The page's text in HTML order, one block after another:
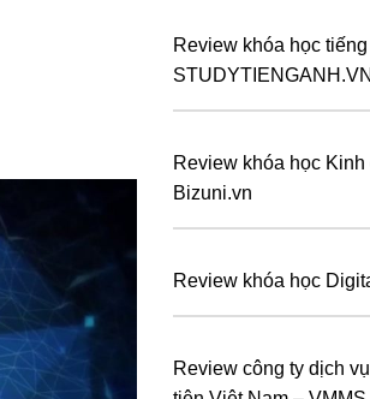
Review khóa học
STUDYTIENGANH.VN
Review khóa học
Bizuni.vn
Review khóa học
Review công ty dịch